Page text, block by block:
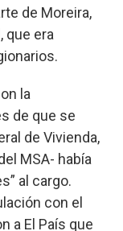
de Moreira,
que era
la
de que se
de Vivienda,
MSA- había
al cargo.
con el
a El País que